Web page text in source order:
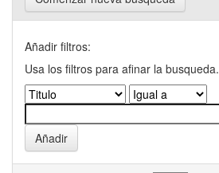
Añadir filtros:
Usa los filtros para afinar la busqueda.